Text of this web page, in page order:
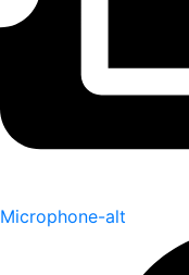
Microphone-alt